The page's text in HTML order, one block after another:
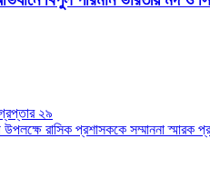
২৯
রাসিক প্রশাসককে সম্মাননা স্মারক